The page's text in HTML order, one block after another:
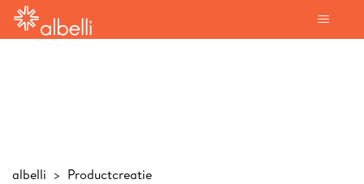
albelli Productcreatie